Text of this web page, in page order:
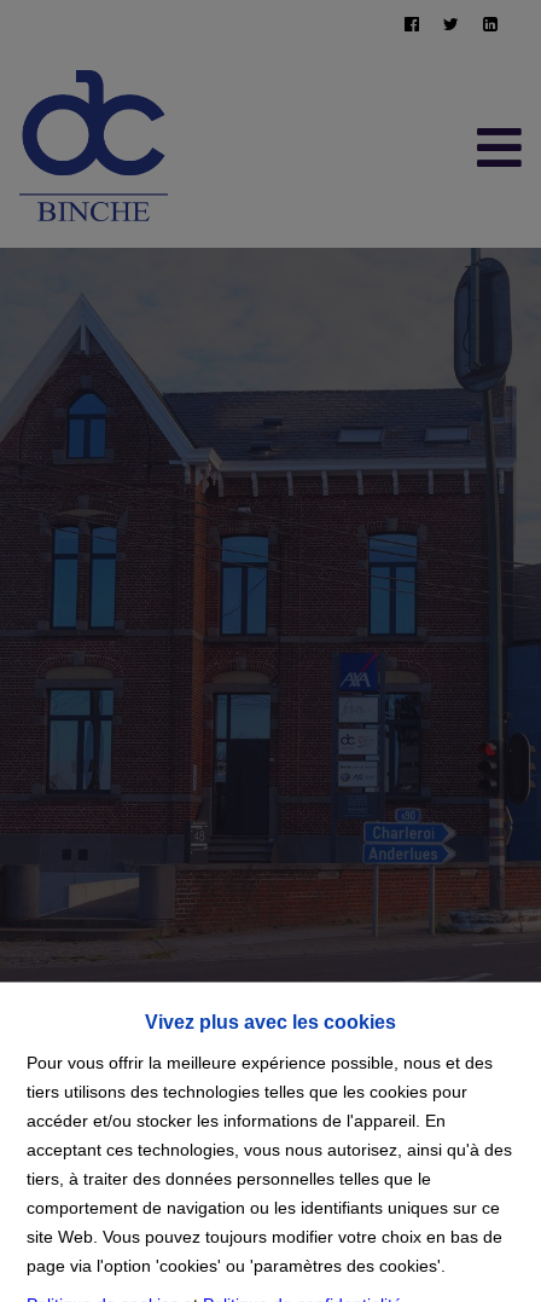
Vivez plus avec les cookies
Pour vous offrir la meilleure expérience possible, nous et des
tiers utilisons des technologies telles que les cookies pour
accéder et/ou stocker les informations de l'appareil. En
acceptant ces technologies, vous nous autorisez, ainsi qu'à des
tiers, à traiter des données personnelles telles que le
comportement de navigation ou les identifiants uniques sur ce
site Web. Vous pouvez toujours modifier votre choix en bas de
page via l'option 'cookies' ou 'paramètres des cookies'.
À VENDRE
ESTIMATION GRATUITE
064/22.95.10
immo@afimma.be
Accueil
Accueil